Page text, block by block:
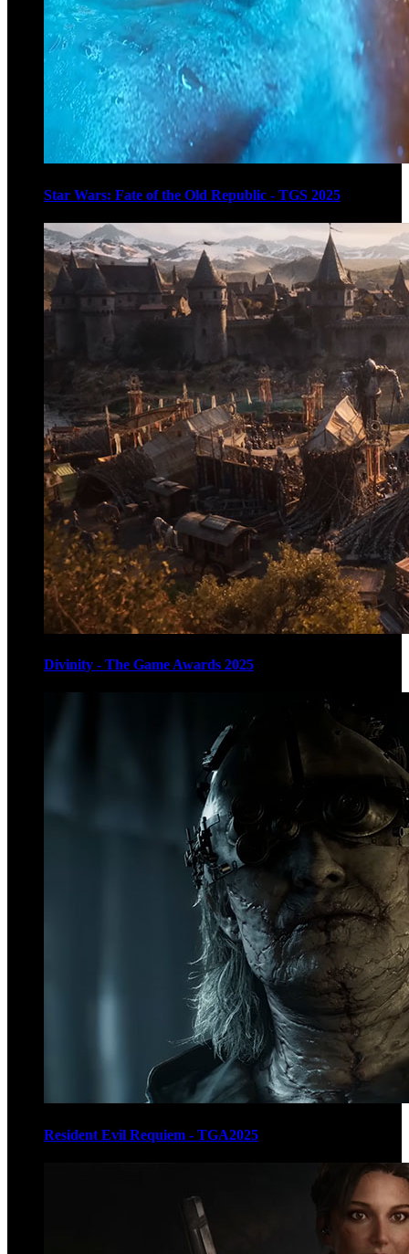
Star Wars: Fate of the Old Republic - TGS 2025
Divinity - The Game Awards 2025
Resident Evil Requiem - TGA2025